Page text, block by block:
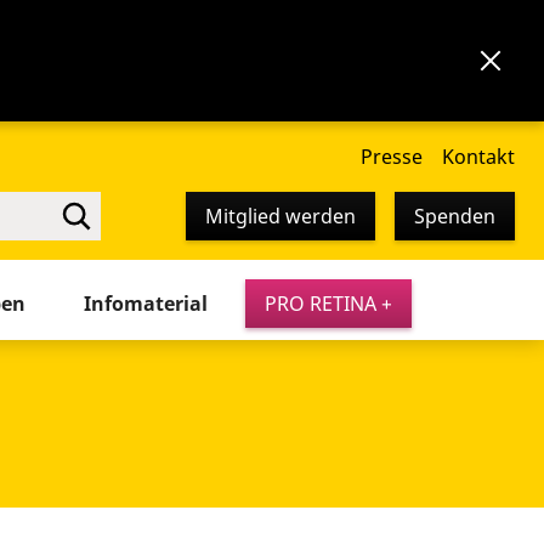
Presse Kontakt
Mitglied werden Spenden
Infomaterial PRO RETINA +